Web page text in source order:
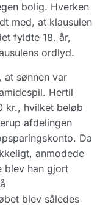
bolig. Hverken
med, at klausulen
fyldte 18. år,
ordlyd.
at sønnen var
Hertil
kr., hvilket beløb
afdelingen
Da
anmodede
blev han gjort
blev således